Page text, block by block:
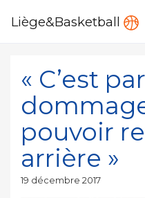
Liège&Basketball
« C’est
pouvoir
arrière »
Publié
19 décembre 2017